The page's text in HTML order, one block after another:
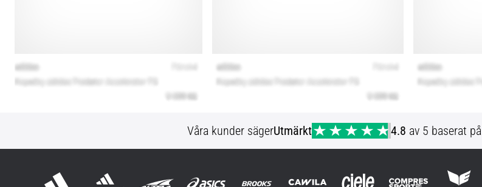
Våra kunder sägerUtmärkt 4.8 av 5 baserat på